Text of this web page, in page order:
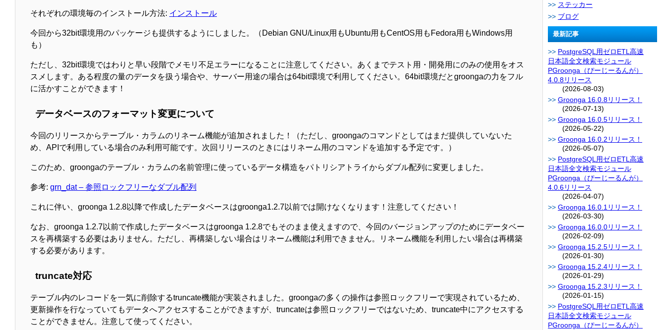
それぞれの環境毎のインストール方法: インストール
今回から32bit環境用のパッケージも提供するようにしました。（Debian GNU/Linux用もUbuntu用もCentOS用もFedora用もWindows用
も）
ただし、32bit環境ではわりと早い段階でメモリ不足エラーになることに注意してください。あくまでテスト用・開発用にのみの使用をオス
スメします。ある程度の量のデータを扱う場合や、サーバー用途の場合は64bit環境で利用してください。64bit環境だとgroongaの力をフル
に活かすことができます！
データベースのフォーマット変更について
今回のリリースからテーブル・カラムのリネーム機能が追加されました！（ただし、groongaのコマンドとしてはまだ提供していないた
め、APIで利用している場合のみ利用可能です。次回リリースのときにはリネーム用のコマンドを追加する予定です。）
このため、groongaのテーブル・カラムの名前管理に使っているデータ構造をパトリシアトライからダブル配列に変更しました。
参考: grn_dat – 参照ロックフリーなダブル配列
これに伴い、groonga 1.2.8以降で作成したデータベースはgroonga1.2.7以前では開けなくなります！注意してください！
なお、groonga 1.2.7以前で作成したデータベースはgroonga 1.2.8でもそのまま使えますので、今回のバージョンアップのためにデータベー
スを再構築する必要はありません。ただし、再構築しない場合はリネーム機能は利用できません。リネーム機能を利用したい場合は再構築
する必要があります。
truncate対応
テーブル内のレコードを一気に削除するtruncate機能が実装されました。groongaの多くの操作は参照ロックフリーで実現されているため、
更新操作を行なっていてもデータへアクセスすることができますが、truncateは参照ロックフリーではないため、truncate中にアクセスする
ことができません。注意して使ってください。
ステッカー
ブログ
最新記事
PostgreSQL用ゼロETL高速
日本語全文検索モジュール
PGroonga（ぴーじーるんが）
4.0.8リリース
(2026-08-03)
Groonga 16.0.8リリース！
(2026-07-13)
Groonga 16.0.5リリース！
(2026-05-22)
Groonga 16.0.2リリース！
(2026-05-07)
PostgreSQL用ゼロETL高速
日本語全文検索モジュール
PGroonga（ぴーじーるんが）
4.0.6リリース
(2026-04-07)
Groonga 16.0.1リリース！
(2026-03-30)
Groonga 16.0.0リリース！
(2026-02-09)
Groonga 15.2.5リリース！
(2026-01-30)
Groonga 15.2.4リリース！
(2026-01-29)
Groonga 15.2.3リリース！
(2026-01-15)
PostgreSQL用ゼロETL高速
日本語全文検索モジュール
PGroonga（ぴーじーるんが）